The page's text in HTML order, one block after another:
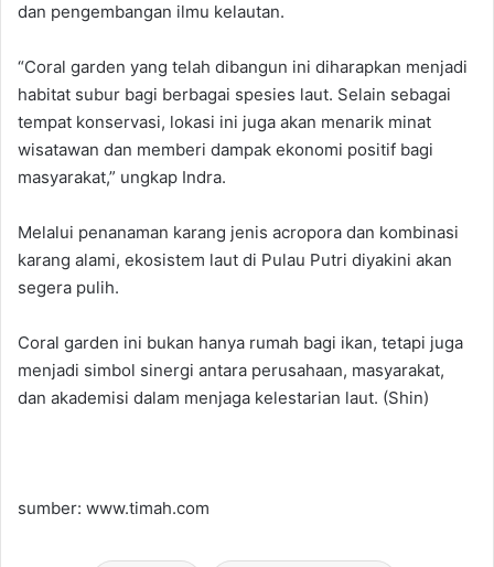
dan pengembangan ilmu kelautan.
“Coral garden yang telah dibangun ini diharapkan menjadi
habitat subur bagi berbagai spesies laut. Selain sebagai
tempat konservasi, lokasi ini juga akan menarik minat
wisatawan dan memberi dampak ekonomi positif bagi
masyarakat,” ungkap Indra.
Melalui penanaman karang jenis acropora dan kombinasi
karang alami, ekosistem laut di Pulau Putri diyakini akan
segera pulih.
Coral garden ini bukan hanya rumah bagi ikan, tetapi juga
menjadi simbol sinergi antara perusahaan, masyarakat,
dan akademisi dalam menjaga kelestarian laut. (Shin)
sumber: www.timah.com